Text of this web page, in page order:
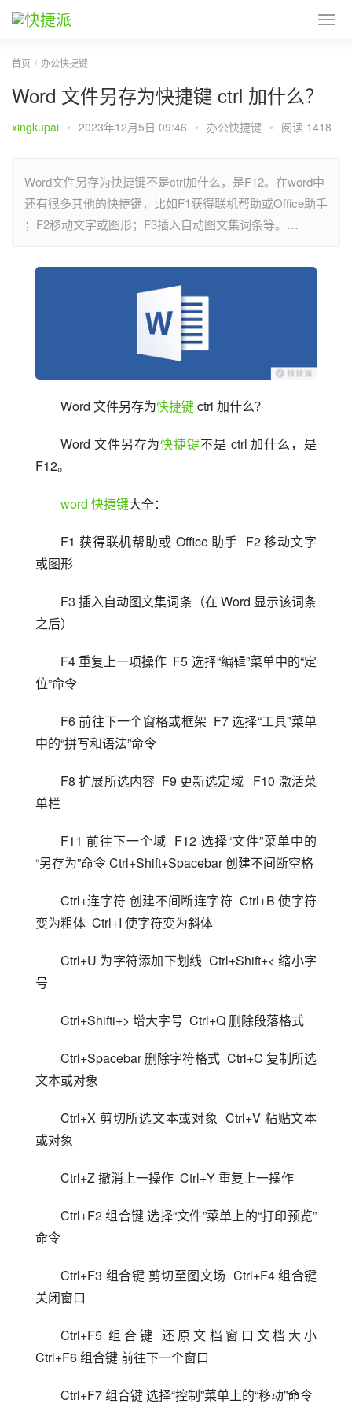
首页 办公快捷键
Word 文件另存为快捷键 ctrl 加什么？
xingkupai • 2023年12月5日 09:46 • 办公快捷键 • 阅读 1418
Word文件另存为快捷键不是ctrl加什么，是F12。在word中
还有很多其他的快捷键，比如F1获得联机帮助或Office助手
；F2移动文字或图形；F3插入自动图文集词条等。…
Word 文件另存为快捷键 ctrl 加什么？
Word 文件另存为快捷键不是 ctrl 加什么，是
F12。
word 快捷键大全：
F1 获得联机帮助或 Office 助手  F2 移动文字
或图形
F3 插入自动图文集词条（在 Word 显示该词条
之后）
F4 重复上一项操作  F5 选择“编辑”菜单中的“定
位”命令
F6 前往下一个窗格或框架  F7 选择“工具”菜单
中的“拼写和语法”命令
F8 扩展所选内容  F9 更新选定域   F10 激活菜
单栏
F11 前往下一个域  F12 选择“文件”菜单中的
“另存为”命令 Ctrl+Shift+Spacebar 创建不间断空格
Ctrl+连字符 创建不间断连字符  Ctrl+B 使字符
变为粗体  Ctrl+I 使字符变为斜体
Ctrl+U 为字符添加下划线  Ctrl+Shift+< 缩小字
号
Ctrl+Shifti+> 增大字号  Ctrl+Q 删除段落格式
Ctrl+Spacebar 删除字符格式  Ctrl+C 复制所选
文本或对象
Ctrl+X 剪切所选文本或对象  Ctrl+V 粘贴文本
或对象
Ctrl+Z 撤消上一操作  Ctrl+Y 重复上一操作
Ctrl+F2 组合键 选择“文件”菜单上的“打印预览”
命令
Ctrl+F3 组合键 剪切至图文场  Ctrl+F4 组合键
关闭窗口
Ctrl+F5 组合键 还原文档窗口文档大小
Ctrl+F6 组合键 前往下一个窗口
Ctrl+F7 组合键 选择“控制”菜单上的“移动”命令